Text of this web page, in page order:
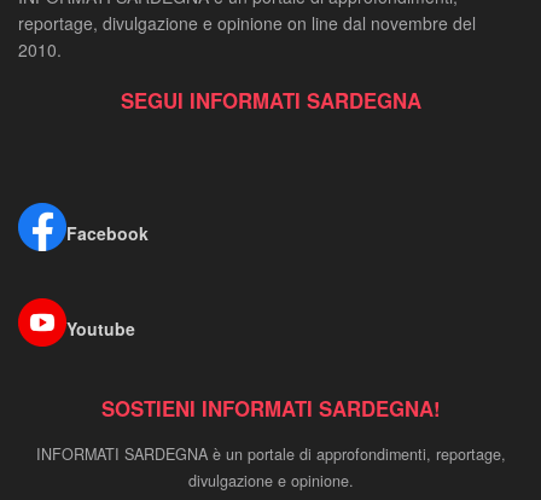
reportage, divulgazione e opinione on line dal novembre del
2010.
SEGUI INFORMATI SARDEGNA
Facebook
Youtube
SOSTIENI INFORMATI SARDEGNA!
INFORMATI SARDEGNA è un portale di approfondimenti, reportage,
divulgazione e opinione.